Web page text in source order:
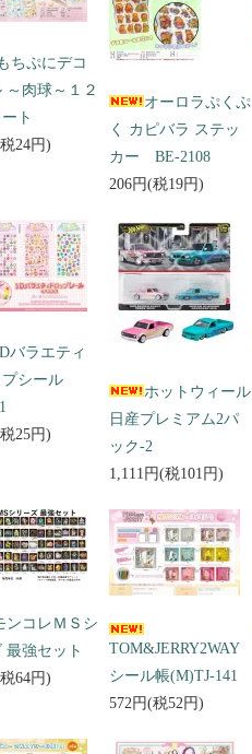
ちぷにデコ
～肉球～１２
ト
24円)
オーロラぷくぷ
く カピバラ ステッ
カー BE-2108
206円(税19円)
バラエティ
プシール
25円)
ホットウィール
日産プレミアム2パ
ック-2
1,111円(税101円)
ンコレＭＳシ
最強セット
64円)
TOM&JERRY2WAY
シール帳(M)TJ-141
572円(税52円)